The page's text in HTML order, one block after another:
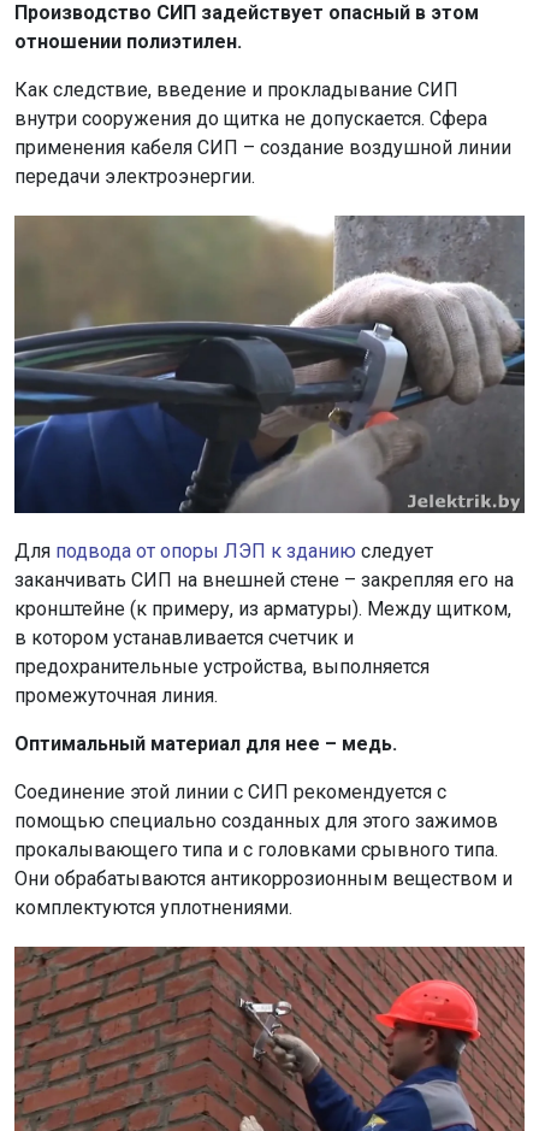
Производство СИП задействует опасный в этом
отношении полиэтилен.
Как следствие, введение и прокладывание СИП
внутри сооружения до щитка не допускается. Сфера
применения кабеля СИП – создание воздушной линии
передачи электроэнергии.
Для подвода от опоры ЛЭП к зданию следует
заканчивать СИП на внешней стене – закрепляя его на
кронштейне (к примеру, из арматуры). Между щитком,
в котором устанавливается счетчик и
предохранительные устройства, выполняется
промежуточная линия.
Оптимальный материал для нее – медь.
Соединение этой линии с СИП рекомендуется с
помощью специально созданных для этого зажимов
прокалывающего типа и с головками срывного типа.
Они обрабатываются антикоррозионным веществом и
комплектуются уплотнениями.